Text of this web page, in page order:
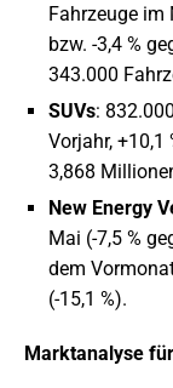
Fahrzeuge im
bzw. -3,4 %
343.000
SUVs:
Vorjahr, +10,1
3,868
New Energy
Mai (-7,5 %
dem
(-15,1 %).
Marktanalyse